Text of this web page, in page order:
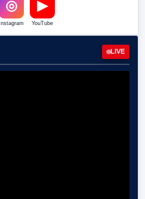
◎
Instagram
▶
YouTube
LIVE